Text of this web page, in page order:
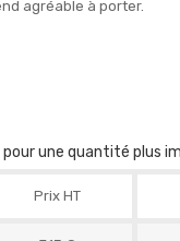
agréable à porter.
une quantité plus
Prix HT